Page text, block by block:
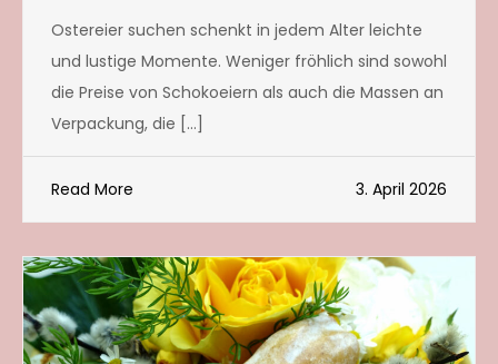
Ostereier suchen schenkt in jedem Alter leichte
und lustige Momente. Weniger fröhlich sind sowohl
die Preise von Schokoeiern als auch die Massen an
Verpackung, die […]
Read More 3. April 2026